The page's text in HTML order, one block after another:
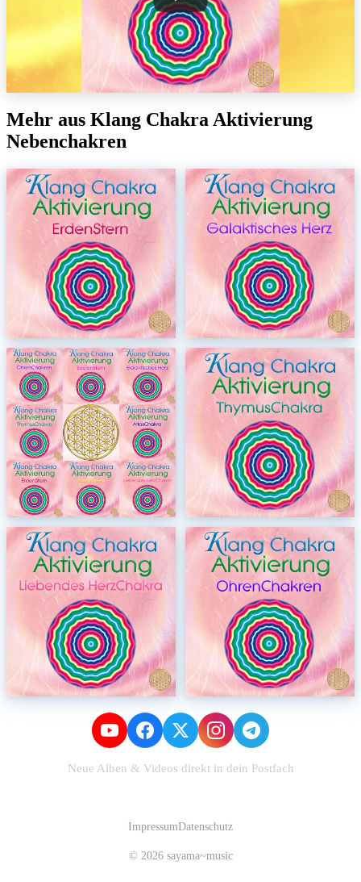
Mehr aus Klang Chakra Aktivierung
Nebenchakren
Neue Alben & Videos direkt in dein Postfach
ImpressumDatenschutz
© 2026 sayama~music